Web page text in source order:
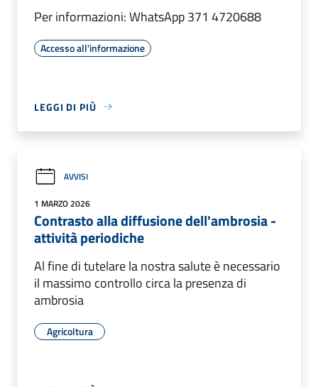
Per informazioni: WhatsApp 371 4720688
Accesso all'informazione
LEGGI DI PIÙ
AVVISI
1 MARZO 2026
Contrasto alla diffusione dell'ambrosia -
attività periodiche
Al fine di tutelare la nostra salute è necessario
il massimo controllo circa la presenza di
ambrosia
Agricoltura